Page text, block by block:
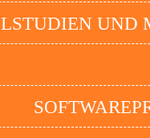
UND